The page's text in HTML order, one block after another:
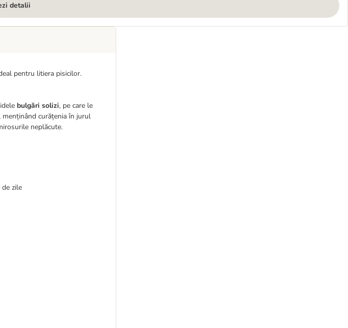
detalii
pentru litiera pisicilor.
bulgări solizi, pe care le
curățenia în jurul
neplăcute.
zile